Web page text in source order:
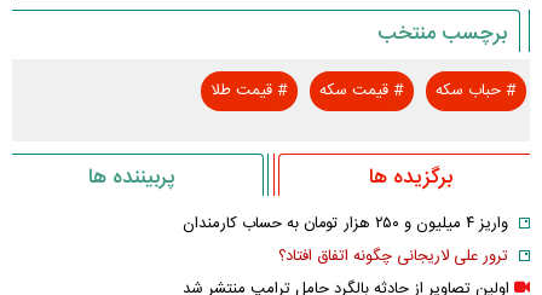
برچسب منتخب
#حباب سکه #قیمت سکه #قیمت طلا
برگزیده ها پربیننده ها
واریز ۴ میلیون و ۲۵۰ هزار تومان به حساب کارمندان
ترور علی لاریجانی چگونه اتفاق افتاد؟
اولین تصاویر از حادثه بالگرد حامل ترامپ منتشر شد